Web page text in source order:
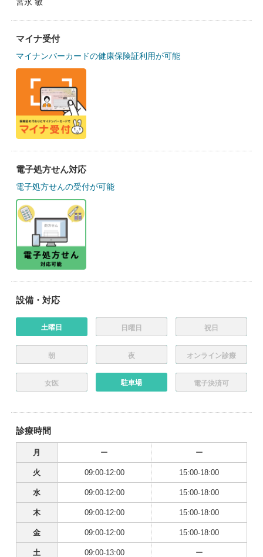
マイナ受付
マイナンバーカードの健康保険証利用が可能
電子処方せん対応
電子処方せんの受付が可能
設備・対応
土曜日 日曜日 祝日
朝 夜 オンライン診療
女医 駐車場 電子決済可
診療時間
月 ー ー
火 09:00-12:00 15:00-18:00
水 09:00-12:00 15:00-18:00
木 09:00-12:00 15:00-18:00
金 09:00-12:00 15:00-18:00
土 09:00-13:00 ー